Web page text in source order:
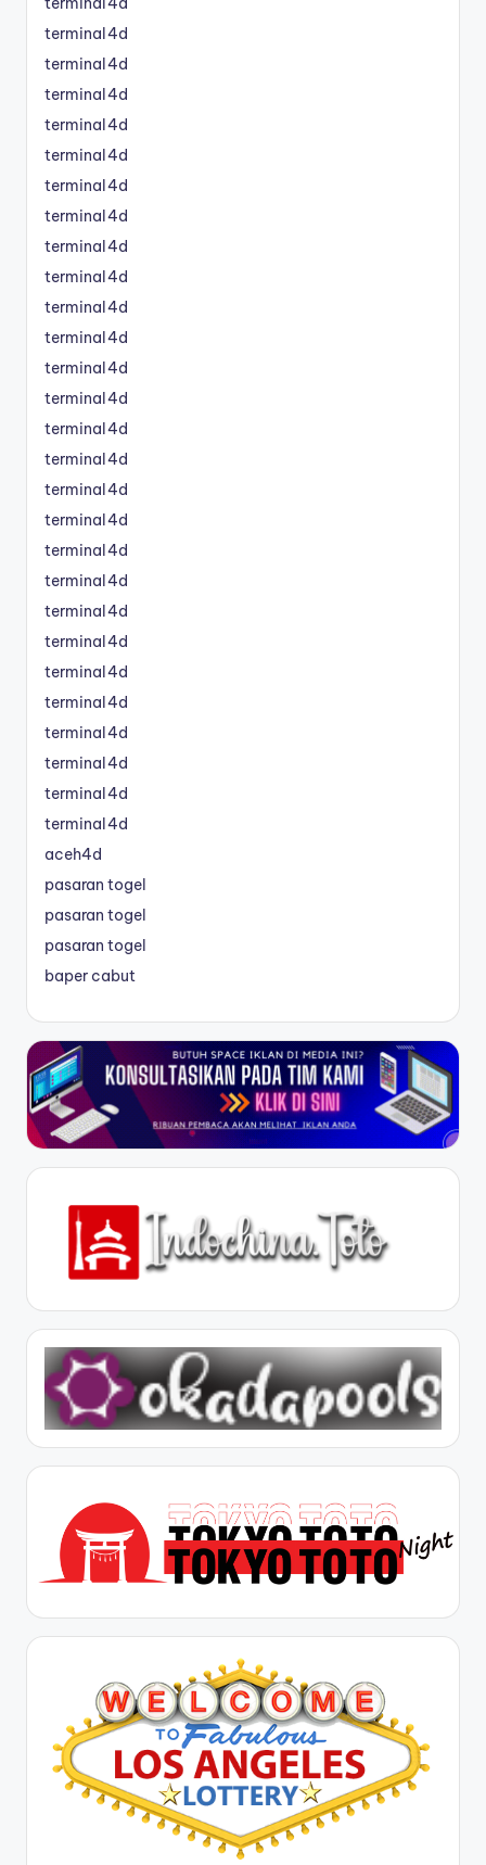
terminal4d
terminal4d
terminal4d
terminal4d
terminal4d
terminal4d
terminal4d
terminal4d
terminal4d
terminal4d
terminal4d
terminal4d
terminal4d
terminal4d
terminal4d
terminal4d
terminal4d
terminal4d
terminal4d
terminal4d
terminal4d
terminal4d
terminal4d
terminal4d
terminal4d
terminal4d
terminal4d
aceh4d
pasaran togel
pasaran togel
pasaran togel
baper cabut